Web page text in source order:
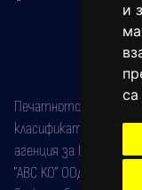
и
Печатното издание
класификатор на
агенция за ISSN) под
"АВС КО" ООД е